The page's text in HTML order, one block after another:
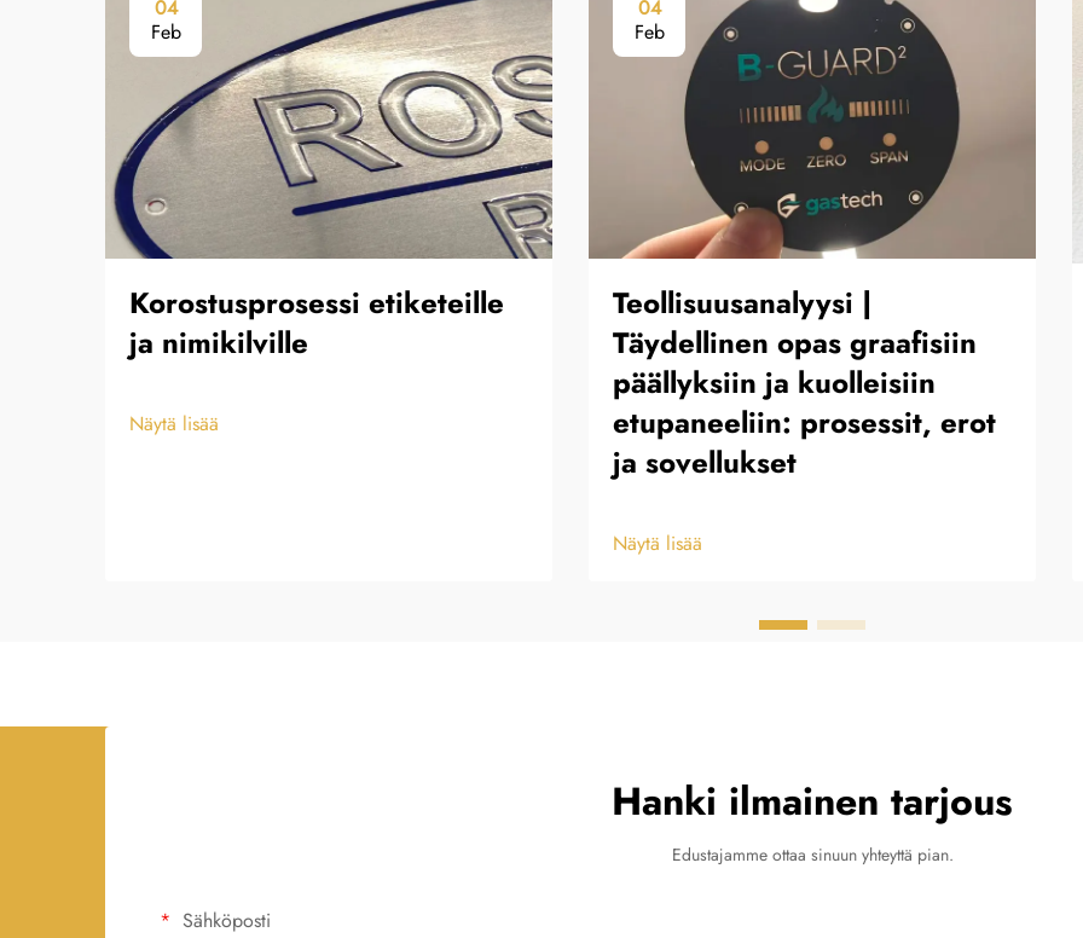
04
Feb
Korostusprosessi etiketeille
ja nimikilville
Näytä lisää
04
Feb
Teollisuusanalyysi |
Täydellinen opas graafisiin
päällyksiin ja kuolleisiin
etupaneeliin: prosessit, erot
ja sovellukset
Näytä lisää
Hanki ilmainen tarjous
Edustajamme ottaa sinuun yhteyttä pian.
Sähköposti